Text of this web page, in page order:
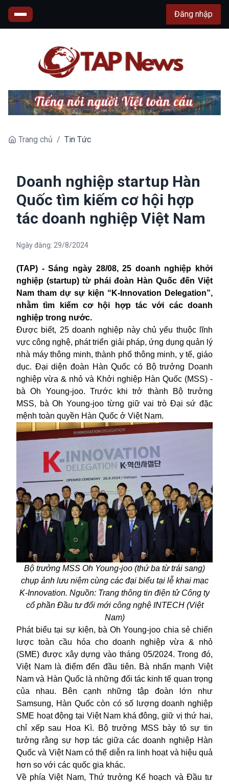
Đăng nhập
Trang chủ / Tin Tức
Doanh nghiệp startup Hàn
Quốc tìm kiếm cơ hội hợp
tác doanh nghiệp Việt Nam
Ngày đăng: 29/8/2024
(TAP) - Sáng ngày 28/08, 25 doanh nghiệp khởi
nghiệp (startup) từ phái đoàn Hàn Quốc đến Việt
Nam tham dự sự kiện “K-Innovation Delegation”,
nhằm tìm kiếm cơ hội hợp tác với các doanh
nghiệp trong nước.
Được biết, 25 doanh nghiệp này chủ yếu thuộc lĩnh
vực công nghệ, phát triển giải pháp, ứng dụng quản lý
nhà máy thông minh, thành phố thông minh, y tế, giáo
dục. Đại diện đoàn Hàn Quốc có Bộ trưởng Doanh
nghiệp vừa & nhỏ và Khởi nghiệp Hàn Quốc (MSS) -
bà Oh Young-joo. Trước khi trở thành Bộ trưởng
MSS, bà Oh Young-joo từng giữ vai trò Đại sứ đặc
mệnh toàn quyền Hàn Quốc ở Việt Nam.
Bộ trưởng MSS Oh Young-joo (thứ ba từ trái sang)
chụp ảnh lưu niệm cùng các đại biểu tại lễ khai mạc
K-Innovation. Nguồn: Trang thông tin điện tử Công ty
cổ phần Đầu tư đổi mới công nghệ INTECH (Việt
Nam)
Phát biểu tại sự kiện, bà Oh Young-joo chia sẻ chiến
lược toàn cầu hóa cho doanh nghiệp vừa & nhỏ
(SME) được xây dựng vào tháng 05/2024. Trong đó,
Việt Nam là điểm đến đầu tiên. Bà nhấn mạnh Việt
Nam và Hàn Quốc là những đối tác kinh tế quan trọng
của nhau. Bên cạnh những tập đoàn lớn như
Samsung, Hàn Quốc còn có số lượng doanh nghiệp
SME hoạt động tại Việt Nam khá đông, giữ vị thứ hai,
chỉ xếp sau Hoa Kì. Bộ trưởng MSS bày tỏ sự tin
tưởng rằng sự hợp tác giữa các doanh nghiệp Hàn
Quốc và Việt Nam có thể diễn ra linh hoạt và hiệu quả
hơn so với các quốc gia khác.
Về phía Việt Nam, Thứ trưởng Kế hoạch và Đầu tư